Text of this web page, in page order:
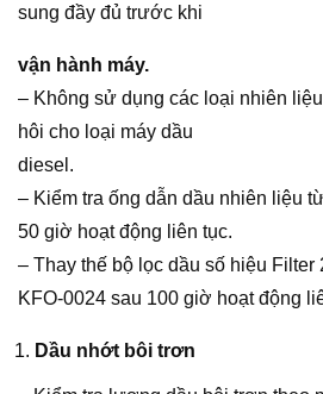
sung đầy đủ trước khi
vận hành máy.
– Không sử dụng các loại nhiên
hôi cho loại máy dầu
diesel.
– Kiểm tra ống dẫn dầu nhiên liệu
50 giờ hoạt động liên tục.
– Thay thế bộ lọc dầu số hiệu Filter
KFO-0024 sau 100 giờ hoạt động
Dầu nhớt bôi trơn